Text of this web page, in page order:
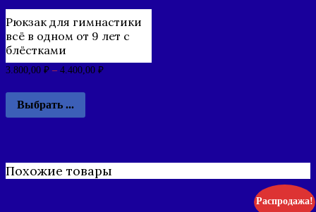
Рюкзак для гимнастики
всё в одном от 9 лет с
блёстками
3.800,00 ₽ – 4.400,00 ₽
Выбрать ...
Похожие товары
Распродажа!